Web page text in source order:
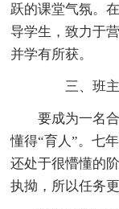
跃的课堂气氛。
导学生，致力于
并学有所获。
三、班主
要成为一名
懂得“育人”。七
还处于很懵懂的
执拗，所以任务更